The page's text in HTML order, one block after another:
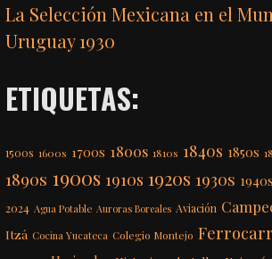
La Selección Mexicana en el
Uruguay 1930
ETIQUETAS:
1500s 1600s 1700s 1800s 1810s 1840s 1850s
1890s 1900s 1910s 1920s 1930s 1940s
2024 Agua Potable Auroras Boreales Aviación
Itzá Cocina Yucateca Colegio Montejo